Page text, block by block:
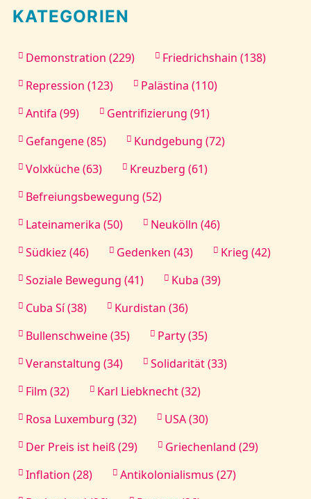
KATEGORIEN
Demonstration (229)
Friedrichshain (138)
Repression (123)
Palästina (110)
Antifa (99)
Gentrifizierung (91)
Gefangene (85)
Kundgebung (72)
Volxküche (63)
Kreuzberg (61)
Befreiungsbewegung (52)
Lateinamerika (50)
Neukölln (46)
Südkiez (46)
Gedenken (43)
Krieg (42)
Soziale Bewegung (41)
Kuba (39)
Cuba Sí (38)
Kurdistan (36)
Bullenschweine (35)
Party (35)
Veranstaltung (34)
Solidarität (33)
Film (32)
Karl Liebknecht (32)
Rosa Luxemburg (32)
USA (30)
Der Preis ist heiß (29)
Griechenland (29)
Inflation (28)
Antikolonialismus (27)